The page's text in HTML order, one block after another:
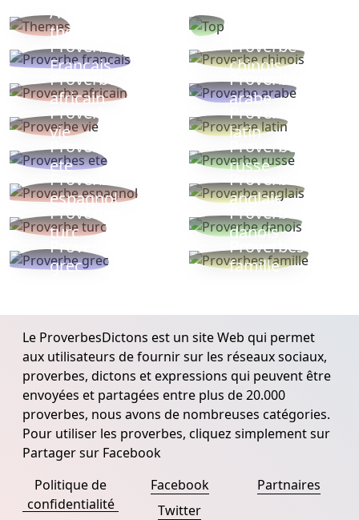
Autres
thèmes
Proverbe
Français
Proverbe
chinois
Proverbe
africain
Proverbe
arabe
Proverbe
vie
Proverbe
latin
Proverbes
ete
Proverbe
russe
Proverbe
espagnol
Proverbe
anglais
Proverbe
turc
Proverbe
danois
Proverbe
grec
Proverbes
famille
Le ProverbesDictons est un site Web qui permet
aux utilisateurs de fournir sur les réseaux sociaux,
proverbes, dictons et expressions qui peuvent être
envoyées et partagées entre plus de 20.000
proverbes, nous avons de nombreuses catégories.
Pour utiliser les proverbes, cliquez simplement sur
Partager sur Facebook
Politique de
confidentialité
Facebook
Twitter
Partnaires